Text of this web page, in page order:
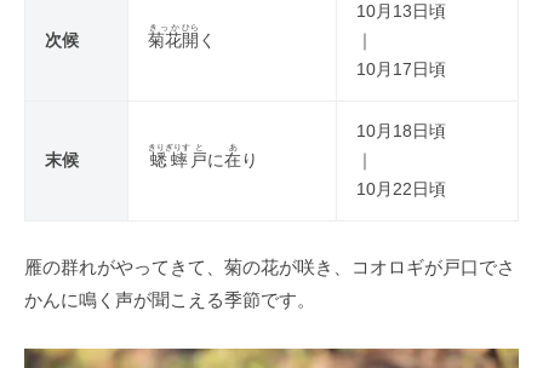
次候 菊花
きっか
開
ひら
く
10月13日頃
10月17日頃
末候 蟋蟀
きりぎりす
戸
と
に在
あ
り
10月18日頃
10月22日頃
雁の群れがやってきて、菊の花が咲き、コオロギが戸口でさ
かんに鳴く声が聞こえる季節です。